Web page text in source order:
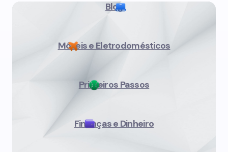
Blog
Móveis e Eletrodomésticos
Primeiros Passos
Finanças e Dinheiro